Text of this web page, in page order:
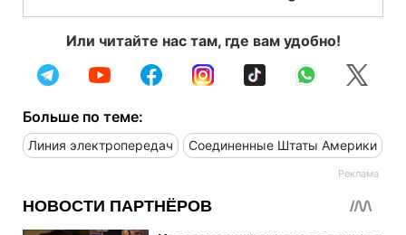
Или читайте нас там, где вам удобно!
Больше по теме:
Линия электропередач Соединенные Штаты Америки